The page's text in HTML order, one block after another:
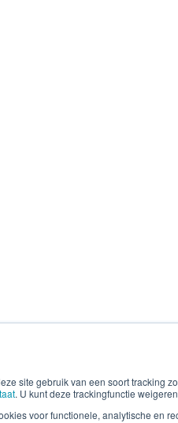
site gebruik van een soort tracking
. U kunt deze trackingfunctie
voor functionele, analytische en